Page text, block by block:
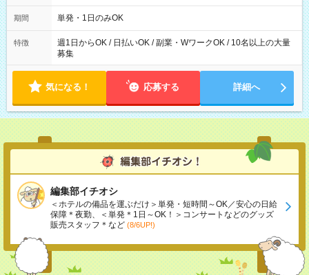
～21：00
期間 単発・1日のみOK
特徴
週1日からOK / 日払いOK / 副業・WワークOK / 10名以上の大量
募集
気になる！ 応募する 詳細へ
編集部イチオシ
＜ホテルの備品を運ぶだけ＞単発・短時間～OK／安心の日給
保障＊夜勤、＜単発＊1日～OK！＞コンサートなどのグッズ
販売スタッフ＊など (8/6UP!)